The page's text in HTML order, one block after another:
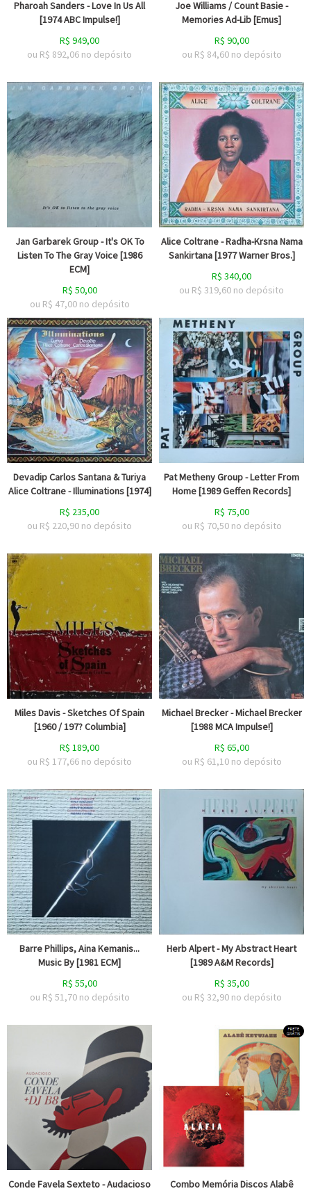
Pharoah Sanders - Love In Us All
[1974 ABC Impulse!]
R$ 949,00
ou R$ 892,06 no depósito
Joe Williams / Count Basie -
Memories Ad-Lib [Emus]
R$ 90,00
ou R$ 84,60 no depósito
Jan Garbarek Group - It's OK To
Listen To The Gray Voice [1986
ECM]
R$ 50,00
ou R$ 47,00 no depósito
Alice Coltrane - Radha-Krsna Nama
Sankirtana [1977 Warner Bros.]
R$ 340,00
ou R$ 319,60 no depósito
Devadip Carlos Santana & Turiya
Alice Coltrane - Illuminations [1974]
R$ 235,00
ou R$ 220,90 no depósito
Pat Metheny Group - Letter From
Home [1989 Geffen Records]
R$ 75,00
ou R$ 70,50 no depósito
Miles Davis - Sketches Of Spain
[1960 / 197? Columbia]
R$ 189,00
ou R$ 177,66 no depósito
Michael Brecker - Michael Brecker
[1988 MCA Impulse!]
R$ 65,00
ou R$ 61,10 no depósito
Barre Phillips, Aina Kemanis...
Music By [1981 ECM]
R$ 55,00
ou R$ 51,70 no depósito
Herb Alpert - My Abstract Heart
[1989 A&M Records]
R$ 35,00
ou R$ 32,90 no depósito
Conde Favela Sexteto - Audacioso
Combo Memória Discos Alabê